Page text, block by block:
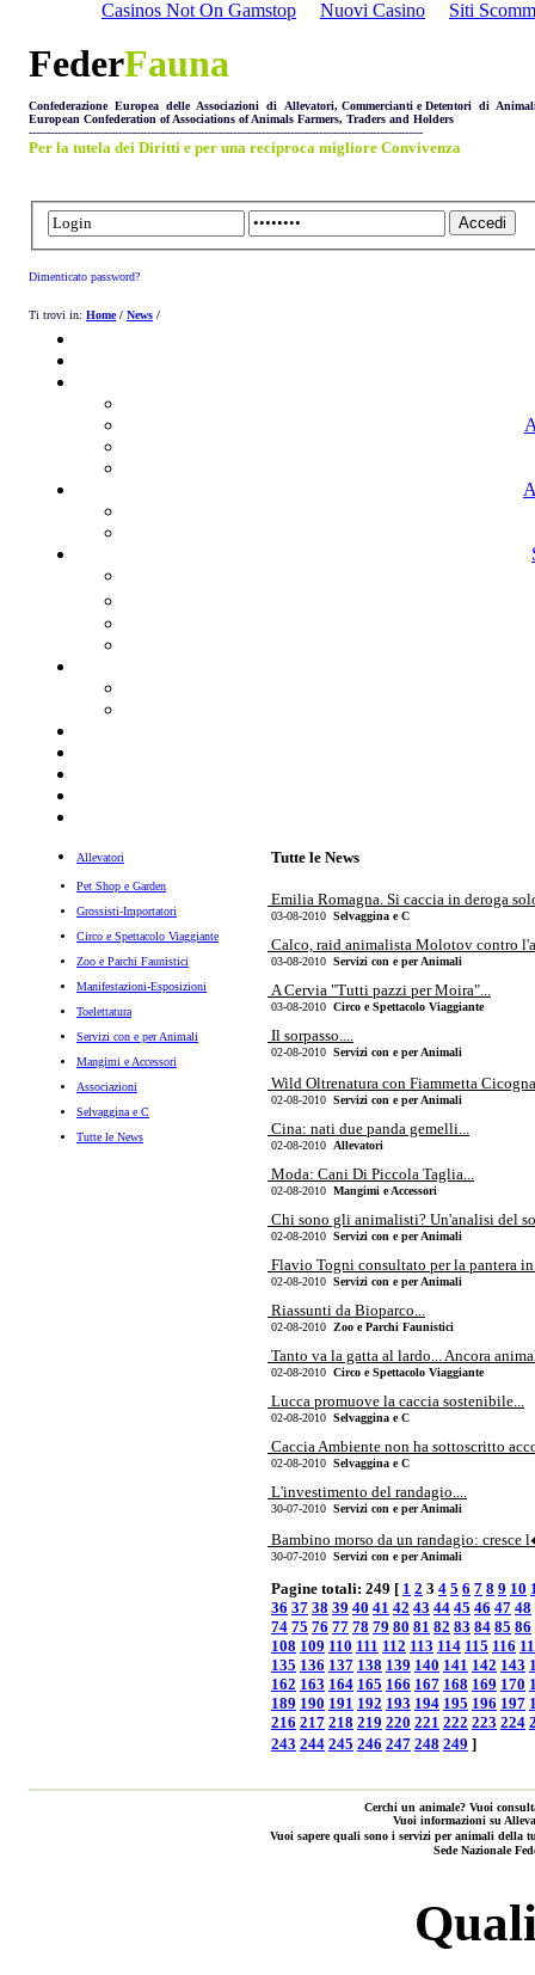
Casinos Not On Gamstop Nuovi Casino Siti
FederFauna
Confederazione Europea delle Associazioni di Allevatori, Commercianti e Detentori di
European Confederation of Associations of Animals Farmers, Traders and Holders
--------------------------------------------------------------------------------------------------------------
Per la tutela dei Diritti e per una reciproca migliore Convivenza
Dimenticato password?
Ti trovi in: Home/ News /
Allevatori
Pet Shop e Garden
Grossisti-Importatori
Circo e Spettacolo Viaggiante
Zoo e Parchi Faunistici
Manifestazioni-Esposizioni
Toelettatura
Servizi con e per Animali
Mangimi e Accessori
Associazioni
Selvaggina e C
Tutte le News
Tutte le News
Emilia Romagna. Si caccia in deroga
03-08-2010 Selvaggina e C
Calco, raid animalista Molotov contro
03-08-2010 Servizi con e per Animali
A Cervia "Tutti pazzi per Moira"...
03-08-2010 Circo e Spettacolo Viaggiante
Il sorpasso....
02-08-2010 Servizi con e per Animali
Wild Oltrenatura con Fiammetta
02-08-2010 Servizi con e per Animali
Cina: nati due panda gemelli...
02-08-2010 Allevatori
Moda: Cani Di Piccola Taglia...
02-08-2010 Mangimi e Accessori
Chi sono gli animalisti? Un'analisi del
02-08-2010 Servizi con e per Animali
Flavio Togni consultato per la pantera
02-08-2010 Servizi con e per Animali
Riassunti da Bioparco...
02-08-2010 Zoo e Parchi Faunistici
Tanto va la gatta al lardo... Ancora
02-08-2010 Circo e Spettacolo Viaggiante
Lucca promuove la caccia sostenibile...
02-08-2010 Selvaggina e C
Caccia Ambiente non ha sottoscritto
02-08-2010 Selvaggina e C
L'investimento del randagio....
30-07-2010 Servizi con e per Animali
Bambino morso da un randagio: cresce
30-07-2010 Servizi con e per Animali
Pagine totali: 249 [ 1 2 3 4 5 6 7 8 9 10
36 37 38 39 40 41 42 43 44 45 46 47 48
74 75 76 77 78 79 80 81 82 83 84 85 86
108 109 110 111 112 113 114 115 116
135 136 137 138 139 140 141 142 143
162 163 164 165 166 167 168 169 170
189 190 191 192 193 194 195 196 197
216 217 218 219 220 221 222 223 224
243 244 245 246 247 248 249 ]
Cerchi un animale? Vuoi
Vuoi informazioni su
Vuoi sapere quali sono i servizi per animali
Sede Nazionale